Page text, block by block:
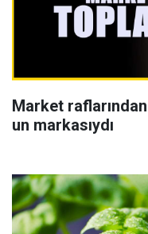
Market
un markasıydı